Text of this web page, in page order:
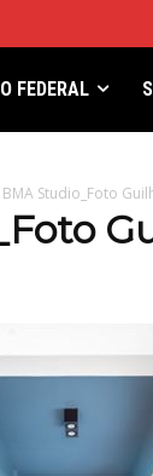
FEDERAL
Studio_Foto